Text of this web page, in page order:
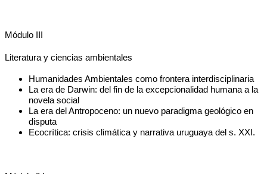
Módulo III
Literatura y ciencias ambientales
Humanidades Ambientales como frontera interdisciplinaria
La era de Darwin: del fin de la excepcionalidad humana a la
novela social
La era del Antropoceno: un nuevo paradigma geológico en
disputa
Ecocrítica: crisis climática y narrativa uruguaya del s. XXI.